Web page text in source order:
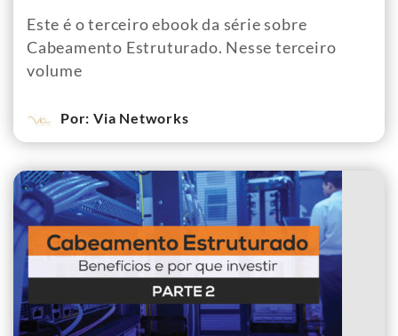
Este é o terceiro ebook da série sobre
Cabeamento Estruturado. Nesse terceiro
volume
Por: Via Networks